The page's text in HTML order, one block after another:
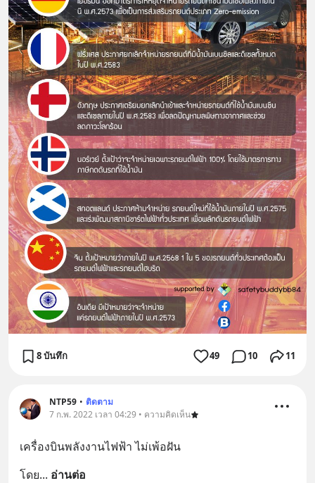
8 บันทึก 49 10 11
NTP59 • ติดตาม
7 ก.พ. 2022 เวลา 04:29 • ความคิดเห็น
เครื่องบินพลังงานไฟฟ้า ไม่เพ้อฝัน
โดย... อ่านต่อ